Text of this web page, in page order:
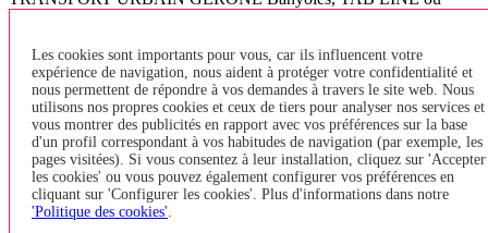
transporter jusqu'à deux vélos (ensemble) dans la zone désignée
pour les PMR (fauteuils roulants) - Si une personne dans un fauteuil
roulant veut monter dans le bus, et l'espace est occupé PRM Pour un
vélo, celui-ci devra descendre du bus et attendre le prochain, car les
fauteuils roulants ont la priorité. - Un seul vélo sera accepté par
personne. - Les voyageurs n'auront pas à payer pour faire du vélo. le
transport interurbaine - vélos toujours tenir, ils doivent avoir un bon
état de propreté et n'a jamais accepté quand ils sont sales (boue,
graisse, ..). - Le nombre de vélos qui peuvent être admis chaque
Les cookies sont importants pour vous, car ils influencent votre
expérience de navigation, nous aident à protéger votre confidentialité et
nous permettent de répondre à vos demandes à travers le site web. Nous
utilisons nos propres cookies et ceux de tiers pour analyser nos services et
vous montrer des publicités en rapport avec vos préférences sur la base
d'un profil correspondant à vos habitudes de navigation (par exemple, les
pages visitées). Si vous consentez à leur installation, cliquez sur 'Accepter
les cookies' ou vous pouvez également configurer vos préférences en
cliquant sur 'Configurer les cookies'. Plus d'informations dans notre
'Politique des cookies'.